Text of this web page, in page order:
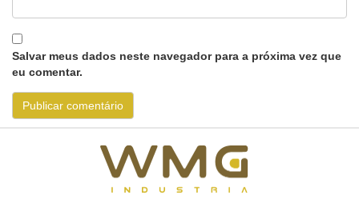
Salvar meus dados neste navegador para a próxima vez que
eu comentar.